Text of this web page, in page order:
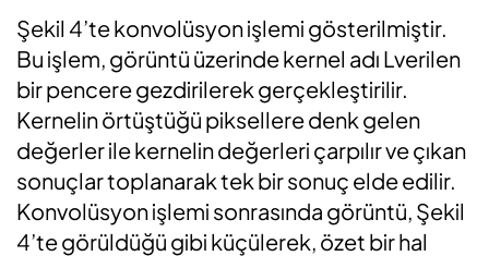
Şekil 4’te konvolüsyon işlemi gösterilmiştir.
Bu işlem, görüntü üzerinde kernel adı Lverilen
bir pencere gezdirilerek gerçekleştirilir.
Kernelin örtüştüğü piksellere denk gelen
değerler ile kernelin değerleri çarpılır ve çıkan
sonuçlar toplanarak tek bir sonuç elde edilir.
Konvolüsyon işlemi sonrasında görüntü, Şekil
4’te görüldüğü gibi küçülerek, özet bir hal